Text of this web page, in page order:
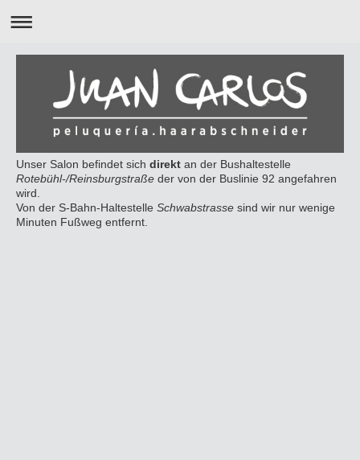
Unser Salon befindet sich direkt an der Bushaltestelle
Rotebühl-/Reinsburgstraße der von der Buslinie 92 angefahren
wird.
Von der S-Bahn-Haltestelle Schwabstrasse sind wir nur wenige
Minuten Fußweg entfernt.